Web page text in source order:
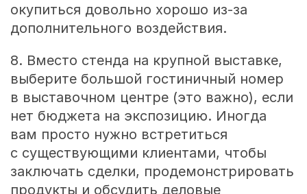
окупиться довольно хорошо из-за
дополнительного воздействия.
8. Вместо стенда на крупной выставке,
выберите большой гостиничный номер
в выставочном центре (это важно), если
нет бюджета на экспозицию. Иногда
вам просто нужно встретиться
с существующими клиентами, чтобы
заключать сделки, продемонстрировать
продукты и обсудить деловые